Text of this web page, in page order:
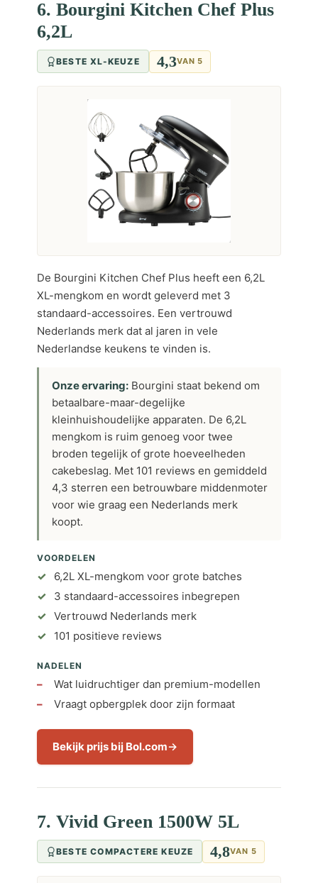
6. Bourgini Kitchen Chef Plus
6,2L
BESTE XL-KEUZE 4,3VAN 5
De Bourgini Kitchen Chef Plus heeft een 6,2L
XL-mengkom en wordt geleverd met 3
standaard-accessoires. Een vertrouwd
Nederlands merk dat al jaren in vele
Nederlandse keukens te vinden is.
Onze ervaring: Bourgini staat bekend om
betaalbare-maar-degelijke
kleinhuishoudelijke apparaten. De 6,2L
mengkom is ruim genoeg voor twee
broden tegelijk of grote hoeveelheden
cakebeslag. Met 101 reviews en gemiddeld
4,3 sterren een betrouwbare middenmoter
voor wie graag een Nederlands merk
koopt.
VOORDELEN
6,2L XL-mengkom voor grote batches
3 standaard-accessoires inbegrepen
Vertrouwd Nederlands merk
101 positieve reviews
NADELEN
Wat luidruchtiger dan premium-modellen
Vraagt opbergplek door zijn formaat
Bekijk prijs bij Bol.com
7. Vivid Green 1500W 5L
BESTE COMPACTERE KEUZE 4,8VAN 5